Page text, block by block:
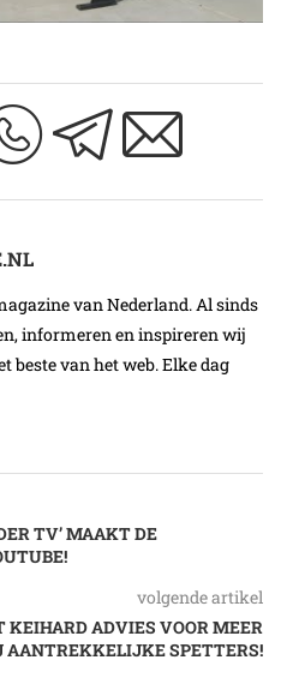
van Nederland. Al sinds
informeren en inspireren wij
beste van het web. Elke dag
TV’ MAAKT DE
volgende artikel
KEIHARD ADVIES VOOR MEER
AANTREKKELIJKE SPETTERS!